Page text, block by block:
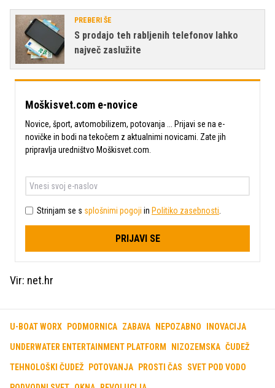
PREBERI ŠE
S prodajo teh rabljenih telefonov lahko
največ zaslužite
Moškisvet.com e-novice
Novice, šport, avtomobilizem, potovanja ... Prijavi se na e-
novičke in bodi na tekočem z aktualnimi novicami. Zate jih
pripravlja uredništvo Moškisvet.com.
Strinjam se s splošnimi pogoji in Politiko zasebnosti
PRIJAVI SE
Vir: net.hr
U-BOAT WORX PODMORNICA ZABAVA NEPOZABNO INOVACIJA
UNDERWATER ENTERTAINMENT PLATFORM NIZOZEMSKA ČUDEŽ
TEHNOLOŠKI ČUDEŽ POTOVANJA PROSTI ČAS SVET POD VODO